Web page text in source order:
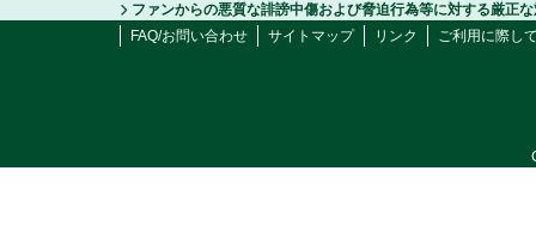
ファンからの悪質な誹謗中傷および脅迫行為等に対する厳正
FAQ/お問い合わせ
サイトマップ リンク ご利用に際し